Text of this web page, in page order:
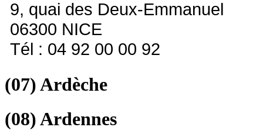
9, quai des Deux-Emmanuel
06300 NICE
Tél : 04 92 00 00 92
(07)Ardèche
(08)Ardennes